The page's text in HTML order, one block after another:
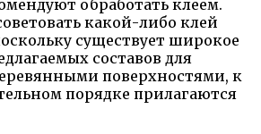
обработать клеем.
какой-либо клей
существует широкое
составов для
поверхностями, к
порядке прилагаются